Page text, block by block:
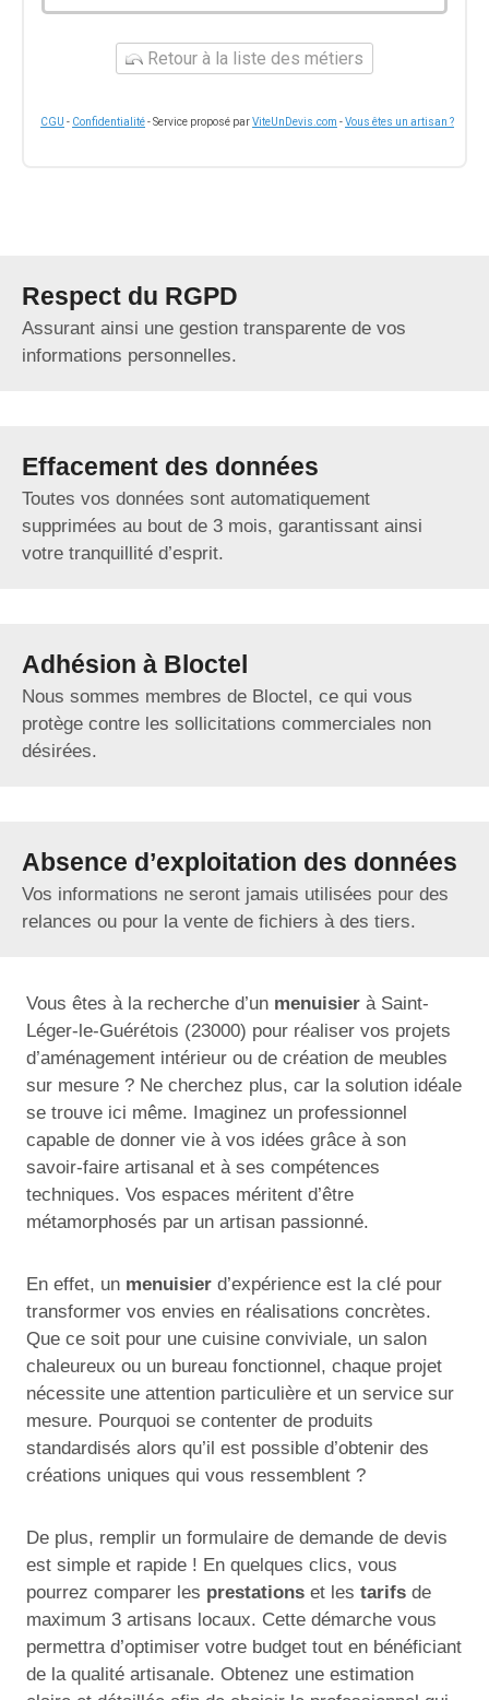
Retour à la liste des métiers
CGU - Confidentialité- Service proposé parViteUnDevis.com -Vous êtes un artisan ?
Respect du RGPD
Assurant ainsi une gestion transparente de vos
informations personnelles.
Effacement des données
Toutes vos données sont automatiquement
supprimées au bout de 3 mois, garantissant ainsi
votre tranquillité d’esprit.
Adhésion à Bloctel
Nous sommes membres de Bloctel, ce qui vous
protège contre les sollicitations commerciales non
désirées.
Absence d’exploitation des données
Vos informations ne seront jamais utilisées pour des
relances ou pour la vente de fichiers à des tiers.
Vous êtes à la recherche d’un menuisier à Saint-
Léger-le-Guérétois (23000) pour réaliser vos projets
d’aménagement intérieur ou de création de meubles
sur mesure ? Ne cherchez plus, car la solution idéale
se trouve ici même. Imaginez un professionnel
capable de donner vie à vos idées grâce à son
savoir-faire artisanal et à ses compétences
techniques. Vos espaces méritent d’être
métamorphosés par un artisan passionné.
En effet, un menuisier d’expérience est la clé pour
transformer vos envies en réalisations concrètes.
Que ce soit pour une cuisine conviviale, un salon
chaleureux ou un bureau fonctionnel, chaque projet
nécessite une attention particulière et un service sur
mesure. Pourquoi se contenter de produits
standardisés alors qu’il est possible d’obtenir des
créations uniques qui vous ressemblent ?
De plus, remplir un formulaire de demande de devis
est simple et rapide ! En quelques clics, vous
pourrez comparer les prestations et les tarifs de
maximum 3 artisans locaux. Cette démarche vous
permettra d’optimiser votre budget tout en bénéficiant
de la qualité artisanale. Obtenez une estimation